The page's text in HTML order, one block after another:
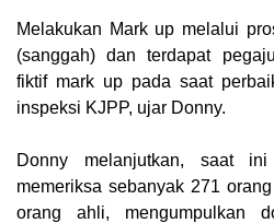
Melakukan Mark up melalui
(sanggah) dan terdapat
fiktif mark up pada saat
inspeksi KJPP, ujar Donny.
Donny melanjutkan, saat
memeriksa sebanyak 271
orang ahli, mengumpulkan